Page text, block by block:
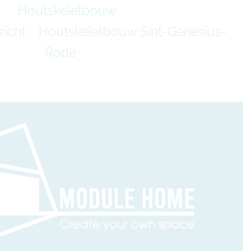
Houtskeletbouw
Houtskeletbouw Sint-Genesius-
Rode